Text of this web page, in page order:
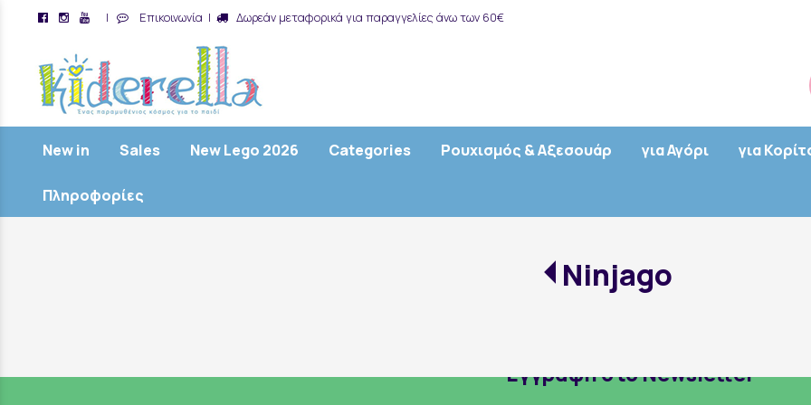
| Επικοινωνία | Δωρεάν μεταφορικά για παραγγελίες άνω των 60€
New in Sales New Lego 2026 Categories Ρουχισμός & Αξεσουάρ για Αγόρι για
Πληροφορίες
Ninjago
Εγγραφή στο Newsletter